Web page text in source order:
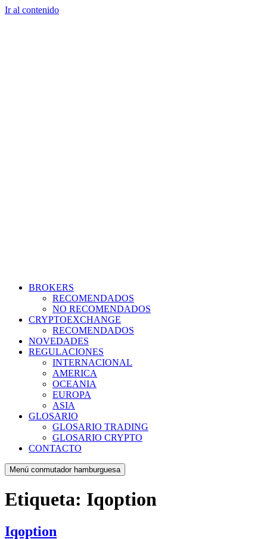
Ir al contenido
BROKERS
RECOMENDADOS
NO RECOMENDADOS
CRYPTOEXCHANGE
RECOMENDADOS
NOVEDADES
REGULACIONES
INTERNACIONAL
AMERICA
OCEANIA
EUROPA
ASIA
GLOSARIO
GLOSARIO TRADING
GLOSARIO CRYPTO
CONTACTO
Menú conmutador hamburguesa
Etiqueta: Iqoption
Iqoption